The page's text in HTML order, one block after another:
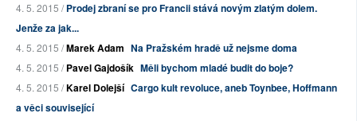
4. 5. 2015 /Prodej zbraní se pro Francii stává novým zlatým dolem.
Jenže za jak...
4. 5. 2015 /Marek Adam Na Pražském hradě už nejsme doma
4. 5. 2015 /Pavel Gajdošík Měli bychom mladé budit do boje?
4. 5. 2015 /Karel Dolejší Cargo kult revoluce, aneb Toynbee, Hoffmann
a věci související